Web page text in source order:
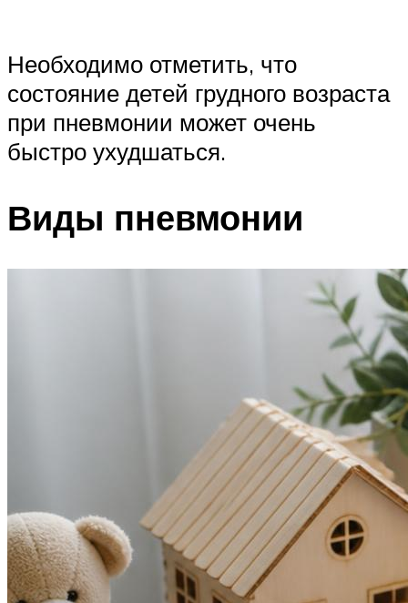
Необходимо отметить, что
состояние детей грудного возраста
при пневмонии может очень
быстро ухудшаться.
Виды пневмонии